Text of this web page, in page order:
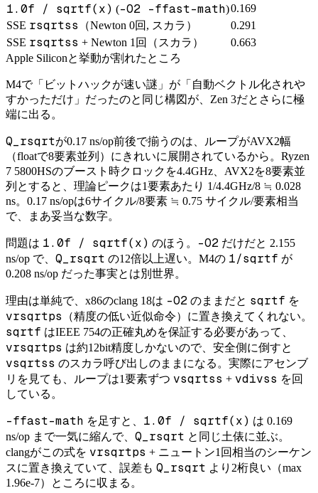
1.0f / sqrtf(x) (-O2 -ffast-math)0.169
SSE rsqrtss （Newton 0回, スカラ）
0.291
SSE rsqrtss + Newton 1回（スカラ）
0.663
Apple Siliconと挙動が割れたところ
M4で「ビットハックが速い謎」が「自動ベクトル化されや
すかっただけ」だったのと同じ構図が、Zen 3だとさらに極
端に出る。
Q_rsqrtが0.17 ns/op前後で揃うのは、ループがAVX2幅
（floatで8要素並列）にきれいに展開されているから。Ryzen
7 5800HSのブースト時クロックを4.4GHz、AVX2を8要素並
列とすると、理論ピークは1要素あたり 1/4.4GHz/8 ≒ 0.028
ns。0.17 ns/opは6サイクル/8要素 ≒ 0.75 サイクル/要素相当
で、まあ妥当な数字。
問題は 1.0f / sqrtf(x) のほう。 -O2 だけだと 2.155
ns/op で、 Q_rsqrt の12倍以上遅い。M4の 1/sqrtf が
0.208 ns/op だった事実とは別世界。
理由は単純で、x86のclang 18は -O2 のままだと sqrtf を
vrsqrtps （精度の低い近似命令）に置き換えてくれない。
sqrtf はIEEE 754の正確丸めを保証する必要があって、
vrsqrtps は約12bit精度しかないので、安全側に倒すと
vsqrtss のスカラ呼び出しのままになる。実際にアセンブ
リを見ても、ループは1要素ずつ vsqrtss + vdivss を回
している。
-ffast-math を足すと、 1.0f / sqrtf(x) は 0.169
ns/op まで一気に縮んで、 Q_rsqrt と同じ土俵に並ぶ。
clangがこの式を vrsqrtps + ニュートン1回相当のシーケン
スに置き換えていて、誤差も Q_rsqrt より2桁良い（max
1.96e-7）ところに収まる。